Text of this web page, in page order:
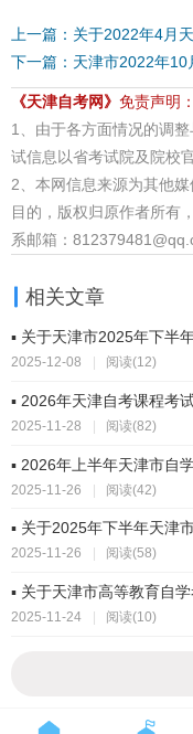
上一篇：关于2022年4月
下一篇：天津市2022年
《天津自考网》 免责声明：
1、由于各方面情况的调
试信息以省考试院及院校
2、本网信息来源为其他
目的，版权归原作者所有
系邮箱：
相关文章
▪ 关于天津市2025年下半
2025-12-08 阅读(12)
▪ 2026年天津自考课程考
2025-11-28 阅读(82)
▪ 2026年上半年天津市自
2025-11-26 | 阅读(42)
▪ 关于2025年下半年天津
2025-11-26 阅读(58)
▪ 关于天津市高等教育自
2025-11-24 | 阅读(10)